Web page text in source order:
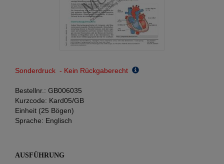
Sonderdruck - Kein Rückgaberecht
Bestellnr.: GB006035
Kurzcode: Kard05/GB
Einheit (25 Bögen)
Sprache: Englisch
AUSFÜHRUNG